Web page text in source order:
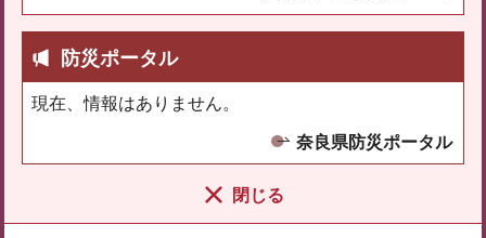
防災ポータル
現在、情報はありません。
奈良県防災ポータル
閉じる